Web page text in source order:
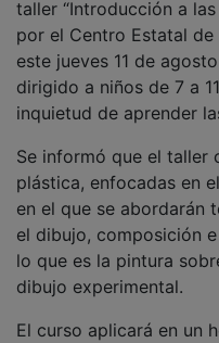
taller “Introducción a
por el Centro Estatal
este jueves 11 de
dirigido a niños de 7 a
inquietud de aprender
Se informó que el taller
plástica, enfocadas en
en el que se abordarán
el dibujo, composición
lo que es la pintura
dibujo experimental.
El curso aplicará en un